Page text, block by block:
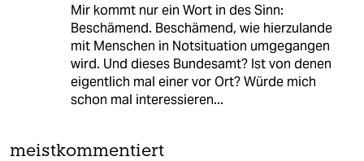
Mir kommt nur ein Wort in des Sinn:
Beschämend. Beschämend, wie hierzulande
mit Menschen in Notsituation umgegangen
wird. Und dieses Bundesamt? Ist von denen
eigentlich mal einer vor Ort? Würde mich
schon mal interessieren...
meistkommentiert